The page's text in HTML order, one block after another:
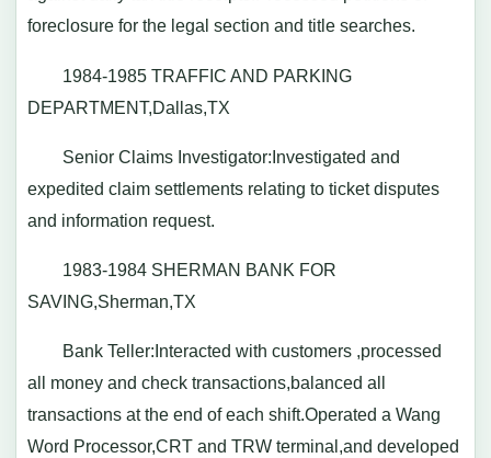
foreclosure for the legal section and title searches.
1984-1985 TRAFFIC AND PARKING
DEPARTMENT,Dallas,TX
Senior Claims Investigator:Investigated and
expedited claim settlements relating to ticket disputes
and information request.
1983-1984 SHERMAN BANK FOR
SAVING,Sherman,TX
Bank Teller:Interacted with customers ,processed
all money and check transactions,balanced all
transactions at the end of each shift.Operated a Wang
Word Processor,CRT and TRW terminal,and developed